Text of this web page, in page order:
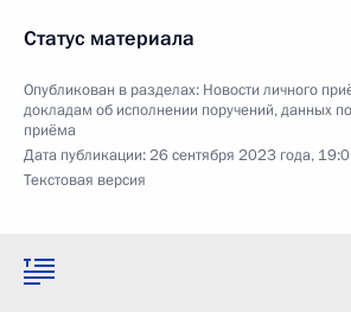
Статус материала
Опубликован в разделах: Новости личного
докладам об исполнении поручений, данных
приёма
Дата публикации:26 сентября 2023 года,
Текстовая версия